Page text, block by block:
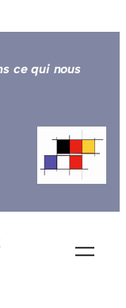
ce qui nous